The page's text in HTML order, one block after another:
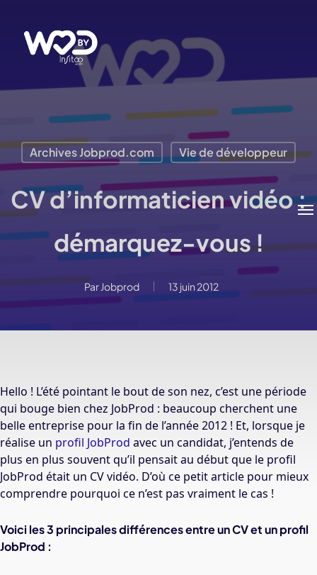
contenu
principal
Archives Jobprod.com Vie de développeur
CV d’informaticien vidéo :
démarquez-vous !
ParJobprod 13 juin 2012
Hello ! L’été pointant le bout de son nez, c’est une période
qui bouge bien chez JobProd : beaucoup cherchent une
belle entreprise pour la fin de l’année 2012 ! Et, lorsque je
réalise un profil JobProd avec un candidat, j’entends de
plus en plus souvent qu’il pensait au début que le profil
JobProd était un CV vidéo. D’où ce petit article pour mieux
comprendre pourquoi ce n’est pas vraiment le cas !
Voici les 3 principales différences entre un CV et un profil
JobProd :